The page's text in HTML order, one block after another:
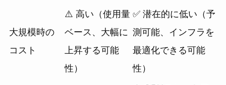
大規模時の
コスト
⚠️ 高い（使用量
ベース、大幅に
上昇する可能
性）
✅ 潜在的に低い（予
測可能、インフラを
最適化できる可能
性）